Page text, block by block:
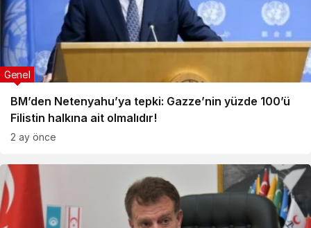
BM’den Netenyahu’ya tepki: Gazze’nin yüzde 100’ü
Filistin halkına ait olmalıdır!
Genel
2 ay önce